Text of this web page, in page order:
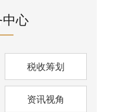
心
税收筹划
资讯视角